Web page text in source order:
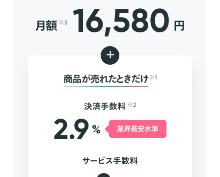
月額 ※3 16,580 円
+
商品が売れたときだけ ※1
決済手数料 ※2
2.9 % 業界最安水準
サービス手数料